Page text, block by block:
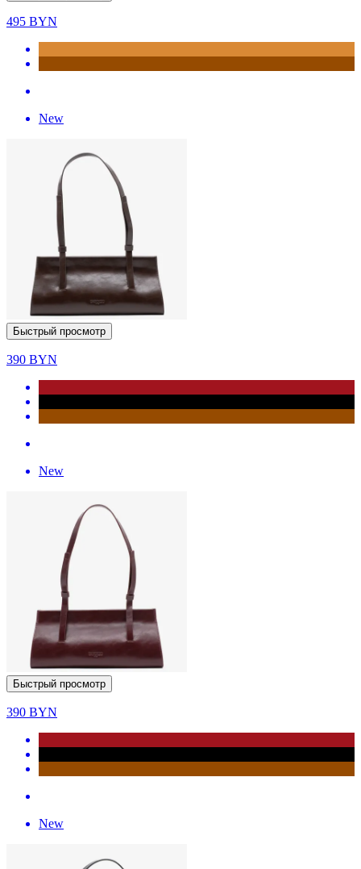
495 BYN
New
Быстрый просмотр
390 BYN
New
Быстрый просмотр
390 BYN
New